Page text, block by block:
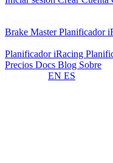
Brake MasterPlanificador
Planificador iRacing
Precios Docs Blog Sobre
EN ES